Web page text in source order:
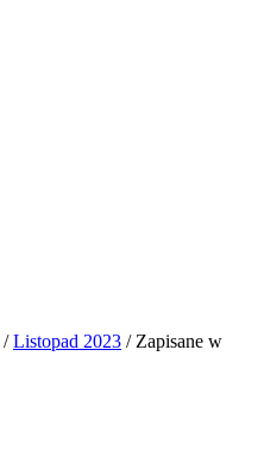
/Listopad 2023 / Zapisane w